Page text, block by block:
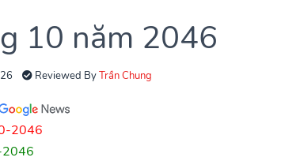
10 năm 2046
Reviewed ByTrần Chung
2046